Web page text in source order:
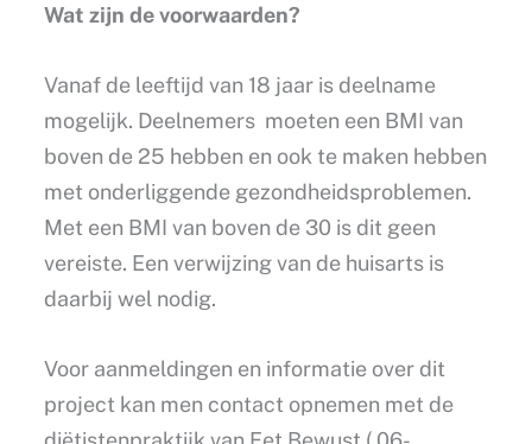
Wat zijn de voorwaarden?
Vanaf de leeftijd van 18 jaar is deelname
mogelijk. Deelnemers moeten een BMI van
boven de 25 hebben en ook te maken hebben
met onderliggende gezondheidsproblemen.
Met een BMI van boven de 30 is dit geen
vereiste. Een verwijzing van de huisarts is
daarbij wel nodig.
Voor aanmeldingen en informatie over dit
project kan men contact opnemen met de